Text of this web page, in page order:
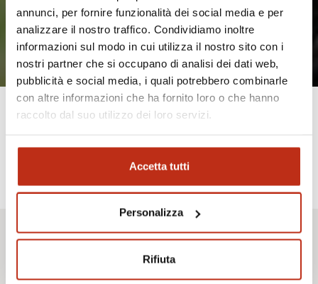
annunci, per fornire funzionalità dei social media e per
analizzare il nostro traffico. Condividiamo inoltre
informazioni sul modo in cui utilizza il nostro sito con i
nostri partner che si occupano di analisi dei dati web,
pubblicità e social media, i quali potrebbero combinarle
con altre informazioni che ha fornito loro o che hanno
raccolto dal suo utilizzo dei loro servizi.
Accetta tutti
Personalizza
Rifiuta
30 Jahre
gemeinsames
Radfahren